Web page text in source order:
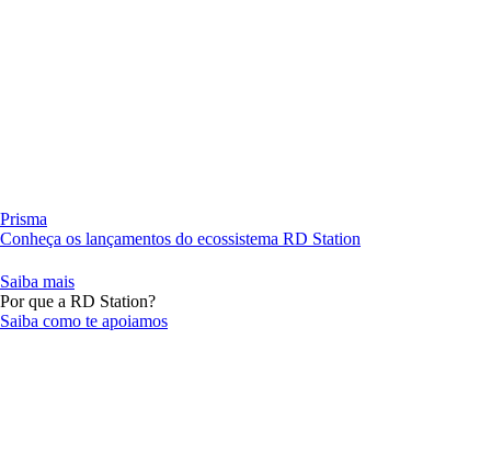
Prisma
Conheça os lançamentos do ecossistema RD Station
Saiba mais
Por que a RD Station?
Saiba como te apoiamos